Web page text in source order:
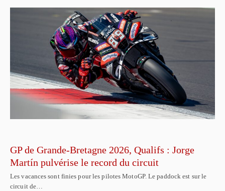
GP de Grande-Bretagne 2026, Qualifs : Jorge
Martín pulvérise le record du circuit
Les vacances sont finies pour les pilotes MotoGP. Le paddock est sur le
circuit de…